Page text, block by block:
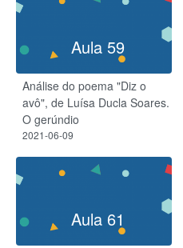
Aula 59
Análise do poema "Diz o
avô", de Luísa Ducla Soares.
O gerúndio
2021-06-09
Aula 61